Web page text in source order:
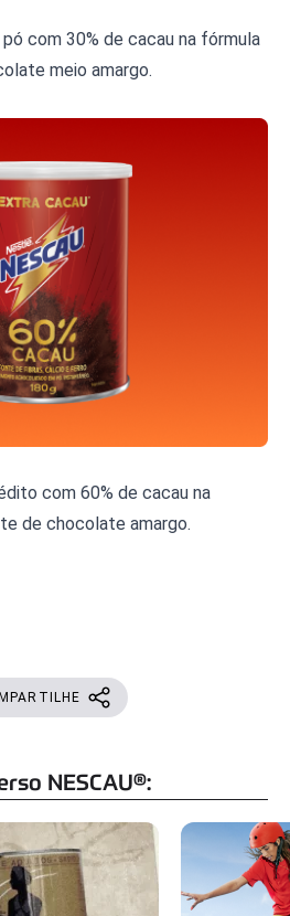
com 30% de cacau na fórmula
meio amargo.
com 60% de cacau na
de chocolate amargo.
NESCAU®: